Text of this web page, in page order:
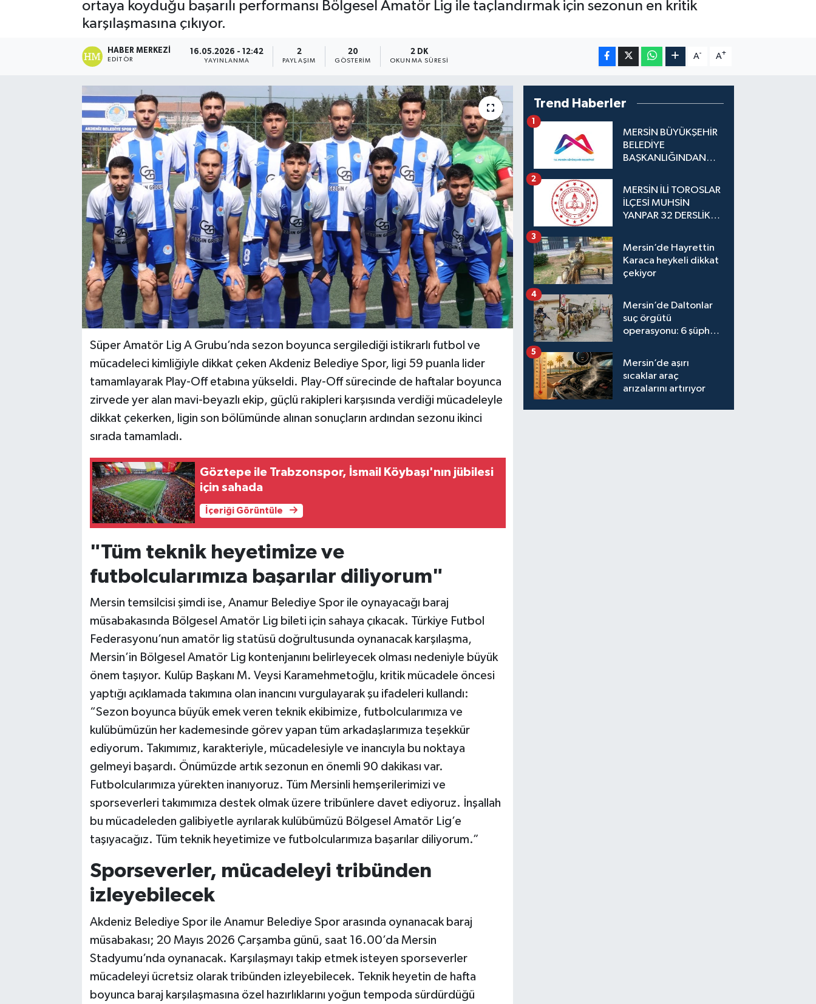
ortaya koyduğu başarılı performansı Bölgesel Amatör Lig ile taçlandırmak için sezonun en kritik
karşılaşmasına çıkıyor.
HABER MERKEZI
EDITÖR
16.05.2026 - 12:42
YAYINLANMA
2
PAYLAŞIM
20
GÖSTERIM
2 DK
OKUNMA SÜRESI
A- A+
Süper Amatör Lig A Grubu’nda sezon boyunca sergilediği istikrarlı futbol ve
mücadeleci kimliğiyle dikkat çeken Akdeniz Belediye Spor, ligi 59 puanla lider
tamamlayarak Play-Off etabına yükseldi. Play-Off sürecinde de haftalar boyunca
zirvede yer alan mavi-beyazlı ekip, güçlü rakipleri karşısında verdiği mücadeleyle
dikkat çekerken, ligin son bölümünde alınan sonuçların ardından sezonu ikinci
sırada tamamladı.
Göztepe ile Trabzonspor, İsmail Köybaşı'nın jübilesi
için sahada
İçeriği Görüntüle
"Tüm teknik heyetimize ve
futbolcularımıza başarılar diliyorum"
Mersin temsilcisi şimdi ise, Anamur Belediye Spor ile oynayacağı baraj
müsabakasında Bölgesel Amatör Lig bileti için sahaya çıkacak. Türkiye Futbol
Federasyonu’nun amatör lig statüsü doğrultusunda oynanacak karşılaşma,
Mersin’in Bölgesel Amatör Lig kontenjanını belirleyecek olması nedeniyle büyük
önem taşıyor. Kulüp Başkanı M. Veysi Karamehmetoğlu, kritik mücadele öncesi
yaptığı açıklamada takımına olan inancını vurgulayarak şu ifadeleri kullandı:
“Sezon boyunca büyük emek veren teknik ekibimize, futbolcularımıza ve
kulübümüzün her kademesinde görev yapan tüm arkadaşlarımıza teşekkür
ediyorum. Takımımız, karakteriyle, mücadelesiyle ve inancıyla bu noktaya
gelmeyi başardı. Önümüzde artık sezonun en önemli 90 dakikası var.
Futbolcularımıza yürekten inanıyoruz. Tüm Mersinli hemşerilerimizi ve
sporseverleri takımımıza destek olmak üzere tribünlere davet ediyoruz. İnşallah
bu mücadeleden galibiyetle ayrılarak kulübümüzü Bölgesel Amatör Lig’e
taşıyacağız. Tüm teknik heyetimize ve futbolcularımıza başarılar diliyorum.”
Sporseverler, mücadeleyi tribünden
izleyebilecek
Akdeniz Belediye Spor ile Anamur Belediye Spor arasında oynanacak baraj
müsabakası; 20 Mayıs 2026 Çarşamba günü, saat 16.00’da Mersin
Stadyumu’nda oynanacak. Karşılaşmayı takip etmek isteyen sporseverler
mücadeleyi ücretsiz olarak tribünden izleyebilecek. Teknik heyetin de hafta
boyunca baraj karşılaşmasına özel hazırlıklarını yoğun tempoda sürdürdüğü
Trend Haberler
MERSİN BÜYÜKŞEHİR
BELEDİYE
BAŞKANLIĞINDAN
1
MERSİN İLİ TOROSLAR
İLÇESİ MUHSİN
YANPAR 32 DERSLİKLİ
2
Mersin’de Hayrettin
Karaca heykeli dikkat
çekiyor
3
Mersin’de Daltonlar
suç örgütü
operasyonu: 6 şüpheli
4
Mersin’de aşırı
sıcaklar araç
arızalarını artırıyor
5